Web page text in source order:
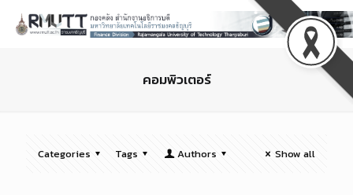
คอมพิวเตอร์
Categories Tags Authors Show all